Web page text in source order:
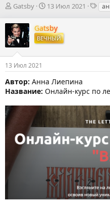
А
т
о
р
м
ы
Gatsby
Д
т
а
н
а
л
а
13 Июл 2021
Т
Gatsby
ВЕЧНЫЙ
13 Июл 2021
Автор: Анна Лиепина
Название: Онлайн-курс по